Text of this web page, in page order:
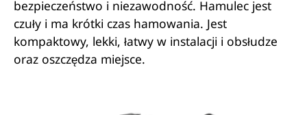
bezpieczeństwo i niezawodność. Hamulec jest
czuły i ma krótki czas hamowania. Jest
kompaktowy, lekki, łatwy w instalacji i obsłudze
oraz oszczędza miejsce.